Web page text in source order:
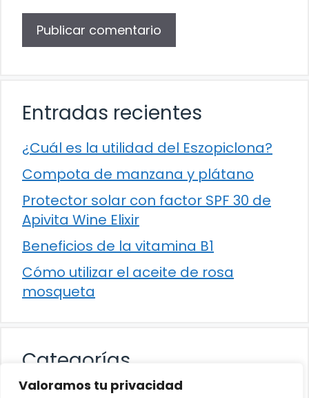
Valoramos tu privacidad
Entradas recientes
¿Cuál es la utilidad del Eszopiclona?
Compota de manzana y plátano
Protector solar con factor SPF 30 de
Apivita Wine Elixir
Beneficios de la vitamina B1
Cómo utilizar el aceite de rosa
mosqueta
Categorías